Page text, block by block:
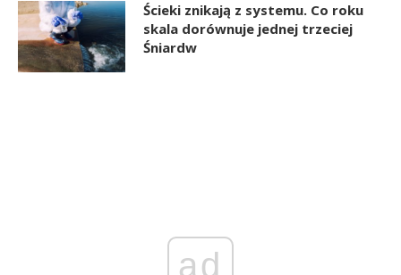
Ścieki znikają z systemu. Co roku
skala dorównuje jednej trzeciej
Śniardw
ad